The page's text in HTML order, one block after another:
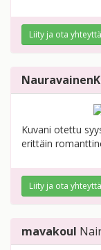
Liity ja ota yhteyttä
Kuvani otettu
erittäin
Liity ja ota yhteyttä
mavakoul